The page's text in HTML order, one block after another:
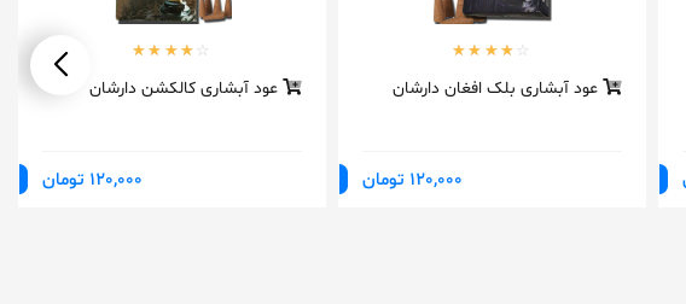
عود آبشاری بلک افغان دارشان
120,000 تومان
عود آبشاری کالکشن دارشان
120,000 تومان